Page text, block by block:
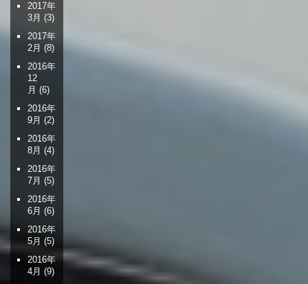
2017年
3月 (3)
2017年
2月 (8)
2016年
12
月 (6)
2016年
9月 (2)
2016年
8月 (4)
2016年
7月 (5)
2016年
6月 (6)
2016年
5月 (5)
2016年
4月 (9)